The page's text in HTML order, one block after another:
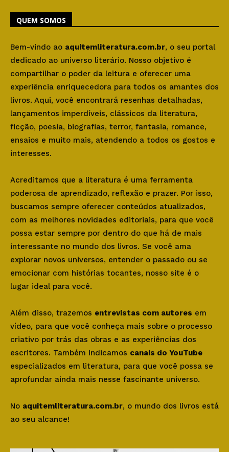
QUEM SOMOS
Bem-vindo ao aquitemliteratura.com.br, o seu portal
dedicado ao universo literário. Nosso objetivo é
compartilhar o poder da leitura e oferecer uma
experiência enriquecedora para todos os amantes dos
livros. Aqui, você encontrará resenhas detalhadas,
lançamentos imperdíveis, clássicos da literatura,
ficção, poesia, biografias, terror, fantasia, romance,
ensaios e muito mais, atendendo a todos os gostos e
interesses.
Acreditamos que a literatura é uma ferramenta
poderosa de aprendizado, reflexão e prazer. Por isso,
buscamos sempre oferecer conteúdos atualizados,
com as melhores novidades editoriais, para que você
possa estar sempre por dentro do que há de mais
interessante no mundo dos livros. Se você ama
explorar novos universos, entender o passado ou se
emocionar com histórias tocantes, nosso site é o
lugar ideal para você.
Além disso, trazemos entrevistas com autores em
vídeo, para que você conheça mais sobre o processo
criativo por trás das obras e as experiências dos
escritores. Também indicamos canais do YouTube
especializados em literatura, para que você possa se
aprofundar ainda mais nesse fascinante universo.
No aquitemliteratura.com.br, o mundo dos livros está
ao seu alcance!